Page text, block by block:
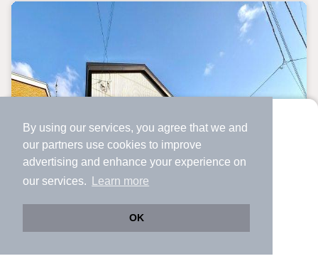
By using our services, you agree that we and
our partners use cookies to improve
advertising and enhance your experience on
our services.
Learn more
OK
より使いやすくなった
アプリで物件探ししませんか？
サクサク動く地図で物件検索